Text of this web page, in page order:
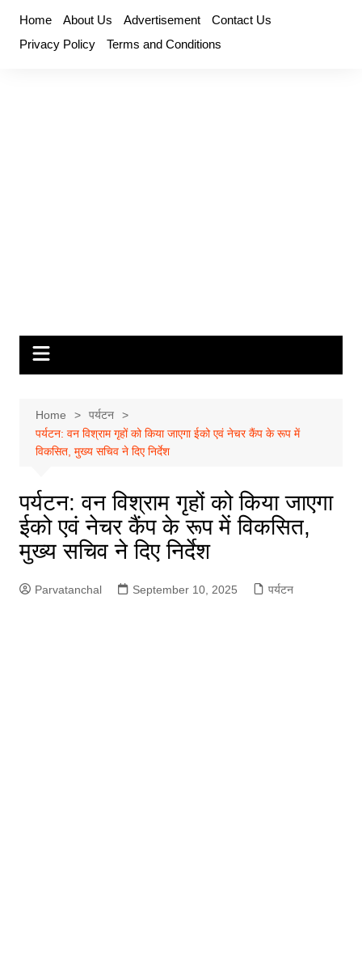
content
Home About Us Advertisement
Contact Us
Privacy Policy
Terms and Conditions
Home
पर्यटन
पर्यटन: वन विश्राम गृहों को किया जाएगा ईको एवं नेचर कैंप के रूप में
विकसित, मुख्य सचिव ने दिए निर्देश
पर्यटन: वन विश्राम गृहों को किया जाएगा
ईको एवं नेचर कैंप के रूप में विकसित,
मुख्य सचिव ने दिए निर्देश
Parvatanchal September 10, 2025 पर्यटन